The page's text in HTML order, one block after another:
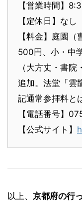
【営業時間】
【定休日】なし
【料金】庭園
500円、小・中
（大方丈・書
追加。法堂「雲
記通常参拝料と
【電話番号】
【公式サイト】
以上、 京都府の行